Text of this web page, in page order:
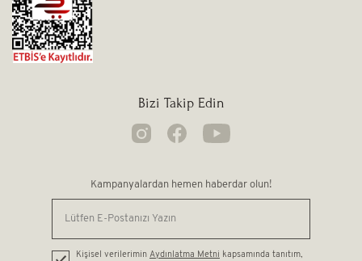
Bizi Takip Edin
Kampanyalardan hemen haberdar olun!
Kişisel verilerimin Aydınlatma Metni kapsamında tanıtım,